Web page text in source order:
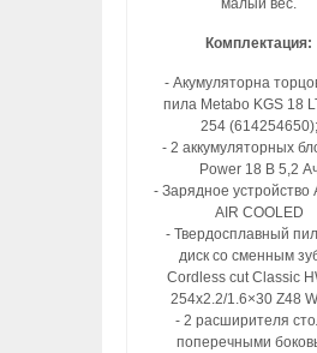
малый вес.
Комплектация:
- Акумуляторна
пила Metabo KGS 18
254 (614254650);
- 2 аккумуляторных
Power 18 В 5,2
- Зарядное устройство
AIR COOLED
- Твердосплавный
диск со сменным
Cordless cut Classic
254х2.2/1.6×30 Z48
- 2 расширителя
поперечными